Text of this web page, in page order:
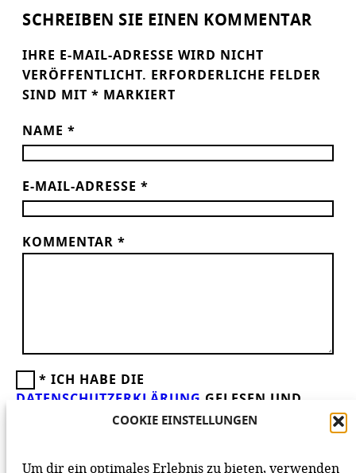
COOKIE EINSTELLUNGEN
Um dir ein optimales Erlebnis zu bieten, verwenden
SCHREIBEN SIE EINEN KOMMENTAR
IHRE E-MAIL-ADRESSE WIRD NICHT
VERÖFFENTLICHT.
ERFORDERLICHE FELDER
SIND MIT * MARKIERT
NAME *
E-MAIL-ADRESSE *
KOMMENTAR *
* ICH HABE DIE
DATENSCHUTZERKLÄRUNG GELESEN UND
AKZEPTIERE DIESE.WIR FREUEN UNS ÜBER